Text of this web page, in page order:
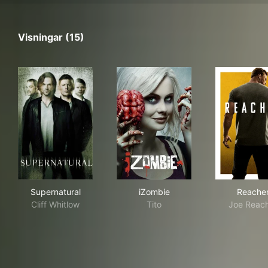
Visningar (15)
Supernatural
Cliff Whitlow
iZombie
Tito
Joe